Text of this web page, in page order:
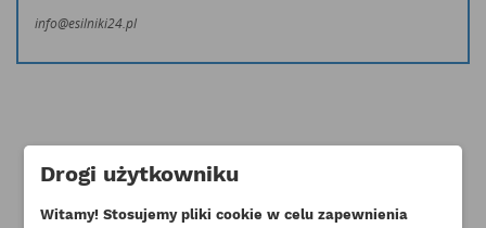
info@esilniki24.pl
Klienci którzy zakupili ten produkt
Drogi użytkowniku
Witamy! Stosujemy pliki cookie w celu zapewnienia